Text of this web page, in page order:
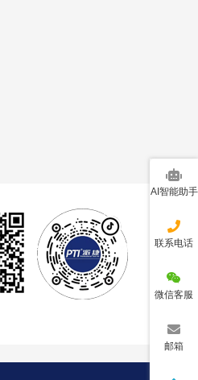
AI智能助手
联系电话
微信客服
邮箱